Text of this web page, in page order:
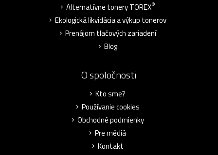
Alternatívne tonery TOREX®
Ekologická likvidácia a výkup tonerov
Prenájom tlačových zariadení
Blog
O spoločnosti
Kto sme?
Používanie cookies
Obchodné podmienky
Pre médiá
Kontakt